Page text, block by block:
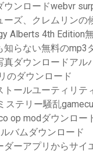
ウンロードwebvr
ーズ、クレムリンの
Alberts 4th Edition
らない無料のmp3
ダウンロードアル
のダウンロード
トールユーティリ
テリー騒乱
op modダウンロー
バムダウンロード
ダーアプリからサイ